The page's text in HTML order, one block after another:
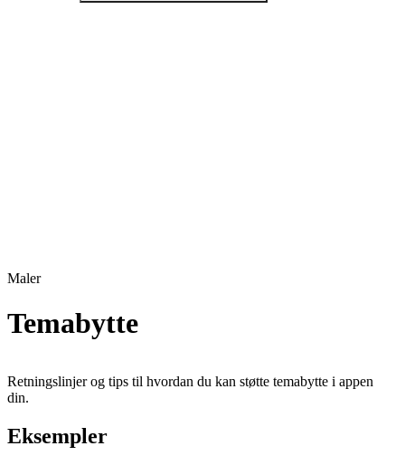
Maler
Temabytte
Retningslinjer og tips til hvordan du kan støtte temabytte i appen
din.
Eksempler